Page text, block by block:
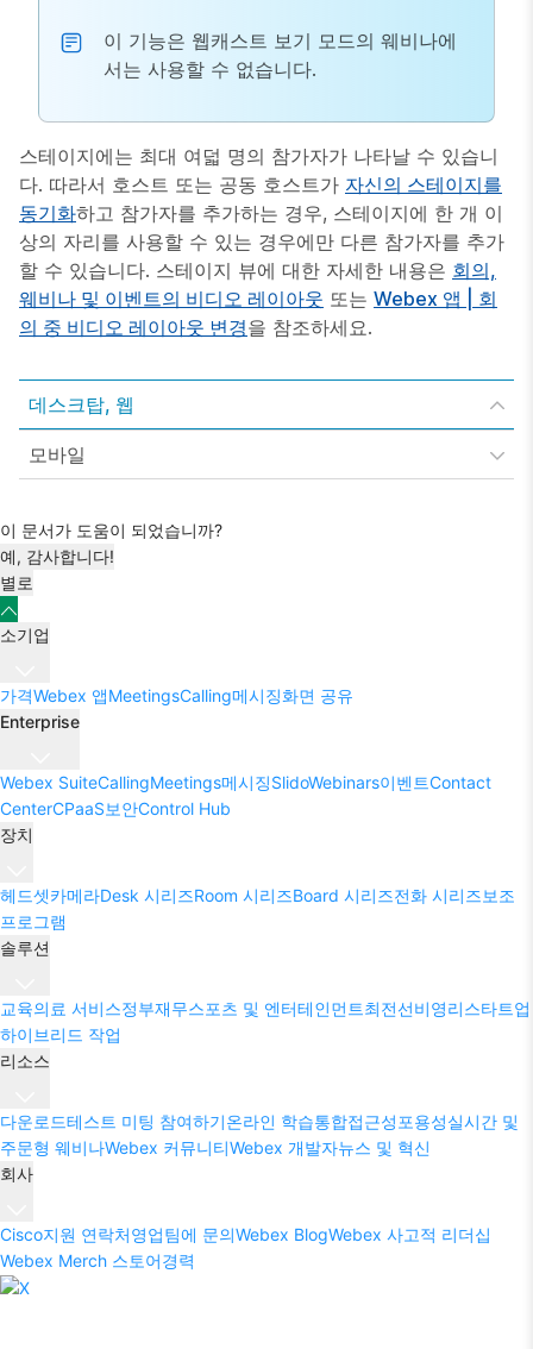
이 기능은 웹캐스트 보기 모드의 웨비나에
서는 사용할 수 없습니다.
스테이지에는 최대 여덟 명의 참가자가 나타날 수 있습니
다. 따라서 호스트 또는 공동 호스트가 자신의 스테이지를
동기화하고 참가자를 추가하는 경우, 스테이지에 한 개 이
상의 자리를 사용할 수 있는 경우에만 다른 참가자를 추가
할 수 있습니다. 스테이지 뷰에 대한 자세한 내용은 회의,
웨비나 및 이벤트의 비디오 레이아웃 또는 Webex 앱 | 회
의 중 비디오 레이아웃 변경을 참조하세요.
데스크탑, 웹
모바일
이 문서가 도움이 되었습니까?
예, 감사합니다!
별로
소기업
가격Webex 앱MeetingsCalling메시징화면 공유
Enterprise
Webex SuiteCallingMeetings메시징SlidoWebinars이벤트Contact
CenterCPaaS보안Control Hub
장치
헤드셋카메라Desk 시리즈Room 시리즈Board 시리즈전화 시리즈보조
프로그램
솔루션
교육의료 서비스정부재무스포츠 및 엔터테인먼트최전선비영리스타트업
하이브리드 작업
리소스
다운로드테스트 미팅 참여하기온라인 학습통합접근성 포용성실시간 및
주문형 웨비나Webex 커뮤니티Webex 개발자뉴스 및 혁신
회사
Cisco지원 연락처영업팀에 문의Webex BlogWebex 사고적 리더십
Webex Merch 스토어경력